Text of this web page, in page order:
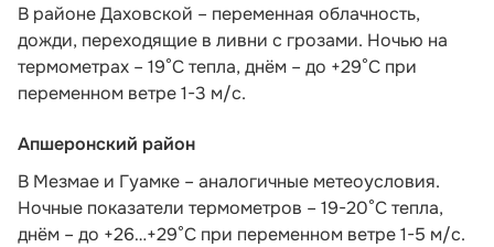
В районе Даховской – переменная облачность,
дожди, переходящие в ливни с грозами. Ночью на
термометрах – 19°C тепла, днём – до +29°C при
переменном ветре 1-3 м/с.
Апшеронский район
В Мезмае и Гуамке – аналогичные метеоусловия.
Ночные показатели термометров – 19-20°С тепла,
днём – до +26…+29°С при переменном ветре 1-5 м/с.